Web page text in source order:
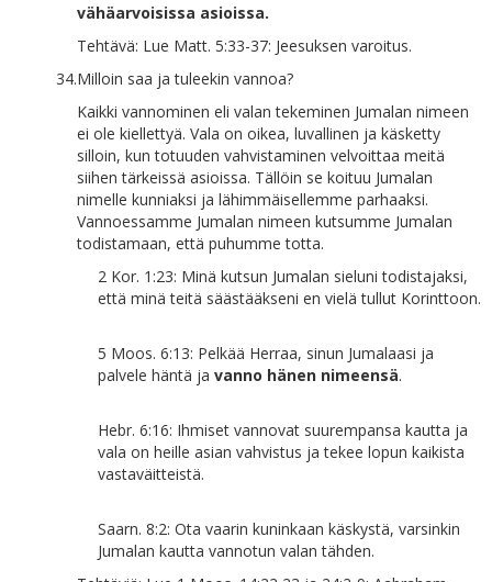
vähäarvoisissa asioissa.
Tehtävä: Lue Matt. 5:33-37: Jeesuksen varoitus.
34.Milloin saa ja tuleekin vannoa?
Kaikki vannominen eli valan tekeminen Jumalan nimeen
ei ole kiellettyä. Vala on oikea, luvallinen ja käsketty
silloin, kun totuuden vahvistaminen velvoittaa meitä
siihen tärkeissä asioissa. Tällöin se koituu Jumalan
nimelle kunniaksi ja lähimmäisellemme parhaaksi.
Vannoessamme Jumalan nimeen kutsumme Jumalan
todistamaan, että puhumme totta.
2 Kor. 1:23: Minä kutsun Jumalan sieluni todistajaksi,
että minä teitä säästääkseni en vielä tullut Korinttoon.
5 Moos. 6:13: Pelkää Herraa, sinun Jumalaasi ja
palvele häntä ja vanno hänen nimeensä.
Hebr. 6:16: Ihmiset vannovat suurempansa kautta ja
vala on heille asian vahvistus ja tekee lopun kaikista
vastaväitteistä.
Saarn. 8:2: Ota vaarin kuninkaan käskystä, varsinkin
Jumalan kautta vannotun valan tähden.